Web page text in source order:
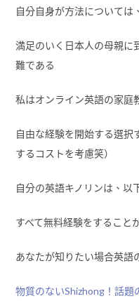
自分自身が方法については
満足のいく日本人の母親に
難である
私はオンライン英語の家庭
自由な経験を開始する選択
するコストを考慮笑）
自分の英語キノリンは、以
すべて無料経験をすること
あなたが知りたい場合英語
物質のないShizhong！話